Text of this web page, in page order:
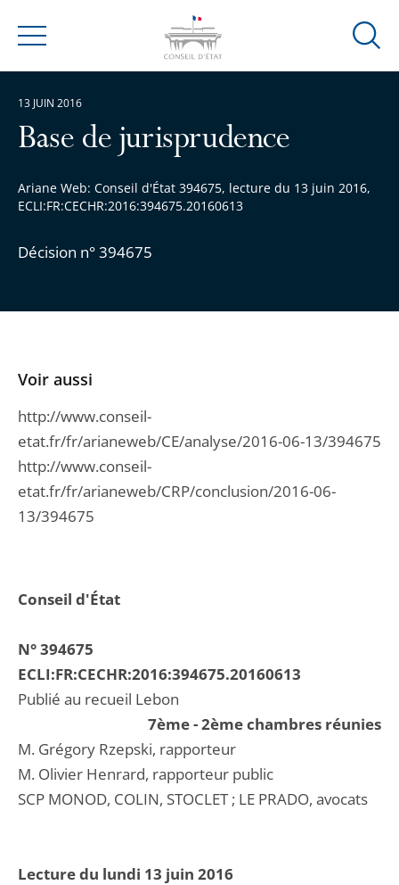
Menu
Ouvrir
Base de jurisprudence
Ariane Web: Conseil d'État 394675, lecture du 13 juin 2016,
ECLI:FR:CECHR:2016:394675.20160613
Décision n° 394675
13 JUIN 2016
Conseil d'État
N° 394675
ECLI:FR:CECHR:2016:394675.20160613
Publié au recueil Lebon
7ème - 2ème chambres réunies
M. Grégory Rzepski, rapporteur
M. Olivier Henrard, rapporteur public
SCP MONOD, COLIN, STOCLET ; LE PRADO, avocats
Lecture du lundi 13 juin 2016
Voir aussi
http://www.conseil-
etat.fr/fr/arianeweb/CE/analyse/2016-06-13/394675
http://www.conseil-
etat.fr/fr/arianeweb/CRP/conclusion/2016-06-
13/394675